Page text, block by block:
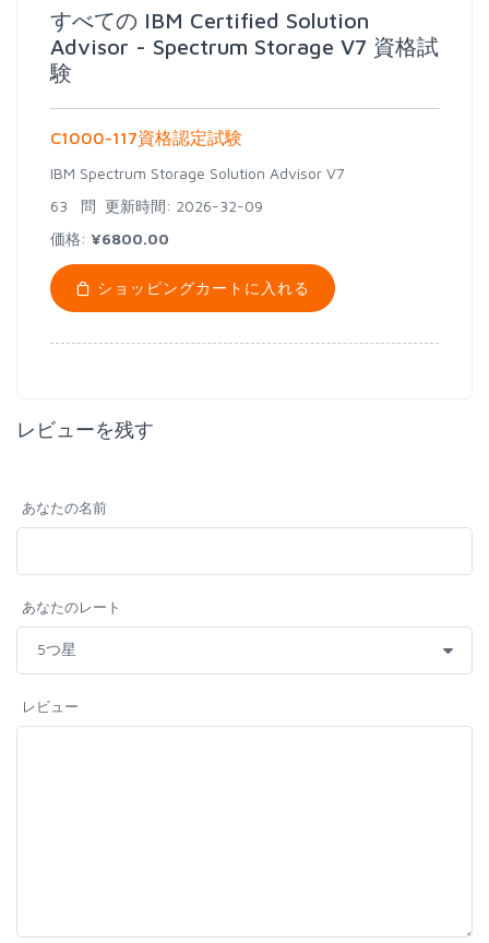
すべての IBM Certified Solution
Advisor - Spectrum Storage V7 資格試
験
C1000-117資格認定試験
IBM Spectrum Storage Solution Advisor V7
63 問 更新時間: 2026-32-09
価格: ¥6800.00
ショッピングカートに入れる
レビューを残す
あなたの名前
あなたのレート
レビュー